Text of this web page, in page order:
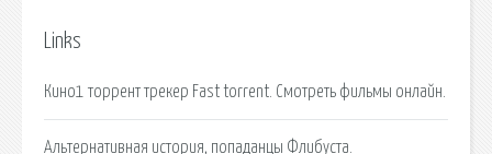
Links
Кино1 торрент трекер Fast torrent. Смотреть фильмы онлайн.
Альтернативная история, попаданцы Флибуста.